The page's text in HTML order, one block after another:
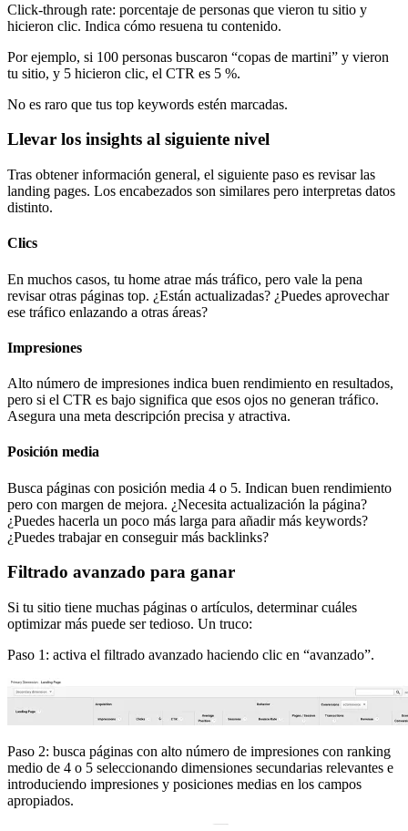
Click-through rate: porcentaje de personas que vieron tu sitio y
hicieron clic. Indica cómo resuena tu contenido.
Por ejemplo, si 100 personas buscaron “copas de martini” y vieron
tu sitio, y 5 hicieron clic, el CTR es 5 %.
No es raro que tus top keywords estén marcadas.
Llevar los insights al siguiente nivel
Tras obtener información general, el siguiente paso es revisar las
landing pages. Los encabezados son similares pero interpretas datos
distinto.
Clics
En muchos casos, tu home atrae más tráfico, pero vale la pena
revisar otras páginas top. ¿Están actualizadas? ¿Puedes aprovechar
ese tráfico enlazando a otras áreas?
Impresiones
Alto número de impresiones indica buen rendimiento en resultados,
pero si el CTR es bajo significa que esos ojos no generan tráfico.
Asegura una meta descripción precisa y atractiva.
Posición media
Busca páginas con posición media 4 o 5. Indican buen rendimiento
pero con margen de mejora. ¿Necesita actualización la página?
¿Puedes hacerla un poco más larga para añadir más keywords?
¿Puedes trabajar en conseguir más backlinks?
Filtrado avanzado para ganar
Si tu sitio tiene muchas páginas o artículos, determinar cuáles
optimizar más puede ser tedioso. Un truco:
Paso 1: activa el filtrado avanzado haciendo clic en “avanzado”.
Paso 2: busca páginas con alto número de impresiones con ranking
medio de 4 o 5 seleccionando dimensiones secundarias relevantes e
introduciendo impresiones y posiciones medias en los campos
apropiados.